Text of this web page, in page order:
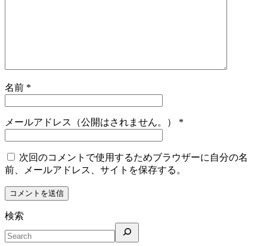
名前 *
メールアドレス（公開はされません。） *
次回のコメントで使用するためブラウザーに自分の名
前、メールアドレス、サイトを保存する。
検索